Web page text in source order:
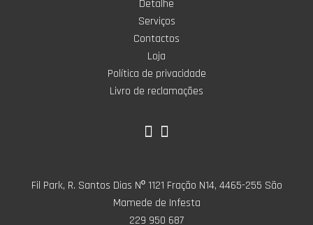
Detalhe
Serviços
Contactos
Loja
Política de privacidade
Livro de reclamações
Fil Park, R. Santos Dias Nº 1121 Fração N14, 4465-255 São
Mamede de Infesta
229 950 687